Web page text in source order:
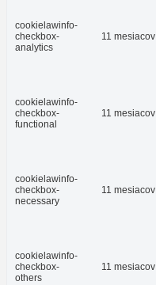
cookielawinfo-
checkbox-
analytics
11 mesiacov
cookielawinfo-
checkbox-
functional
11 mesiacov
cookielawinfo-
checkbox-
necessary
11 mesiacov
cookielawinfo-
checkbox-
others
11 mesiacov